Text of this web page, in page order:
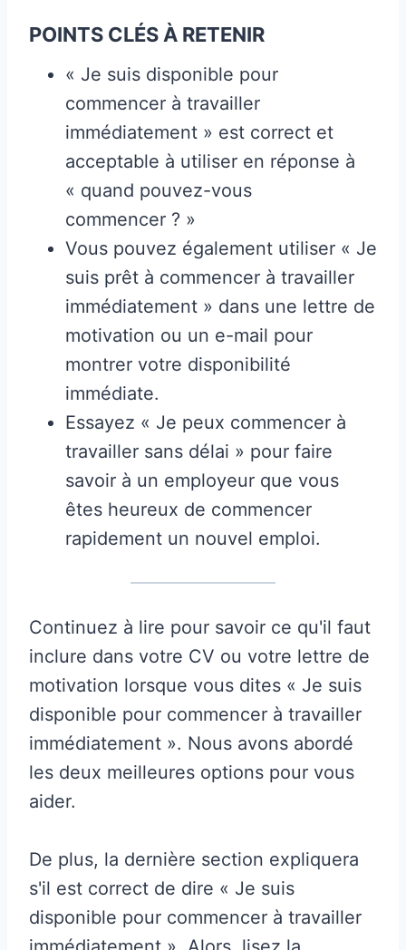
POINTS CLÉS À RETENIR
« Je suis disponible pour
commencer à travailler
immédiatement » est correct et
acceptable à utiliser en réponse à
« quand pouvez-vous
commencer ? »
Vous pouvez également utiliser « Je
suis prêt à commencer à travailler
immédiatement » dans une lettre de
motivation ou un e-mail pour
montrer votre disponibilité
immédiate.
Essayez « Je peux commencer à
travailler sans délai » pour faire
savoir à un employeur que vous
êtes heureux de commencer
rapidement un nouvel emploi.
Continuez à lire pour savoir ce qu'il faut
inclure dans votre CV ou votre lettre de
motivation lorsque vous dites « Je suis
disponible pour commencer à travailler
immédiatement ». Nous avons abordé
les deux meilleures options pour vous
aider.
De plus, la dernière section expliquera
s'il est correct de dire « Je suis
disponible pour commencer à travailler